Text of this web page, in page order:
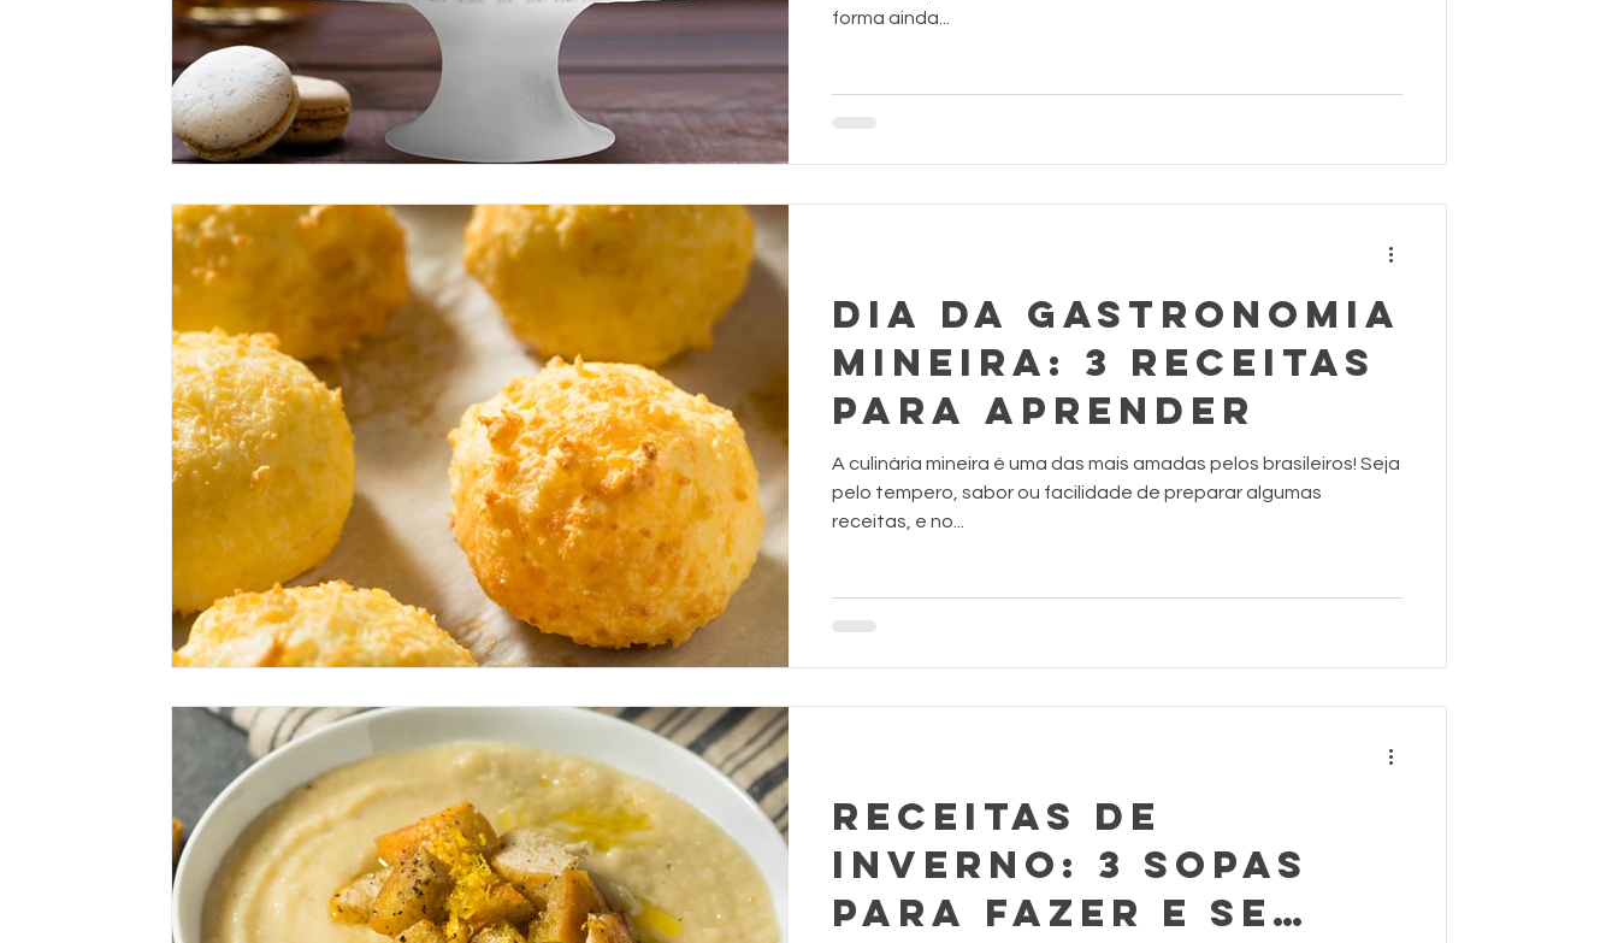
forma ainda...
DIA DA GASTRONOMIA
MINEIRA: 3 RECEITAS
PARA APRENDER
A culinária mineira é uma das mais amadas pelos brasileiros! Seja
pelo tempero, sabor ou facilidade de preparar algumas
receitas, e no...
RECEITAS DE
INVERNO: 3 sopas
para fazer e se